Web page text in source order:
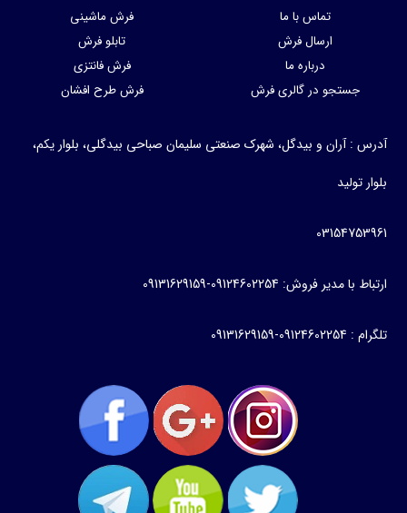
تماس با ما
ارسال فرش
درباره ما
جستجو در گالری فرش
فرش ماشینی
تابلو فرش
فرش فانتزی
فرش طرح افشان
آدرس : آران و بیدگل، شهرک صنعتی سلیمان صباحی بیدگلی، بلوار یکم،
بلوار تولید
03154753961
ارتباط با مدیر فروش: 09124602254-09131629159
تلگرام : 09124602254-09131629159